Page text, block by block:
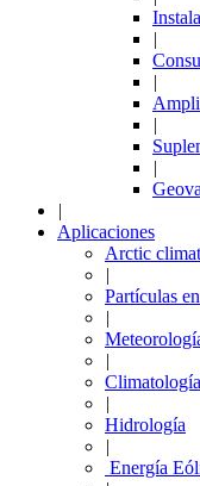
|
|
|
|
|
Aplicaciones
Arctic
|
Partículas
|
|
Climatología
|
Hidrología
|
Energía